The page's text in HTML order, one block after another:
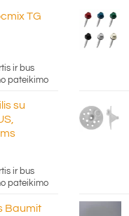
TG
ir bus
pateikimo
su
ir bus
pateikimo
Baumit